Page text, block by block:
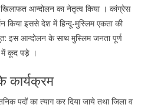
आन्दोलन का नेतृत्व किया । कांग्रेस
किया इससे देश में हिन्दू-मुस्लिम एकता की
इस आन्दोलन के साथ मुस्लिम जनता पूर्ण
में कूद पड़े ।
कार्यक्रम
पदों का त्याग कर दिया जाये तथा जिला व